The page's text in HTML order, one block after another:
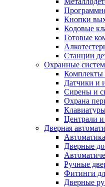
Кнопки
Кодовые
Готовые
Станции
Охранные
Комплекты
Датчики и
Сирены и
Охрана
Централи
Дверная
Дверные
Ручные
Фитинги
Дверные